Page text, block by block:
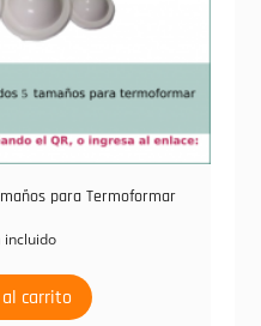
para Termoformar
incluido
carrito